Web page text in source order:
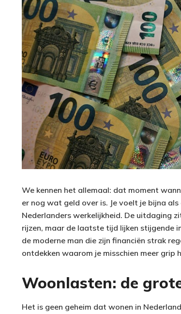
We kennen het allemaal: dat moment
er nog wat geld over is. Je voelt je bijna
Nederlanders werkelijkheid. De uitdaging
rijzen, maar de laatste tijd lijken stijgende
de moderne man die zijn financiën strak
ontdekken waarom je misschien meer grip
Woonlasten: de
Het is geen geheim dat wonen in